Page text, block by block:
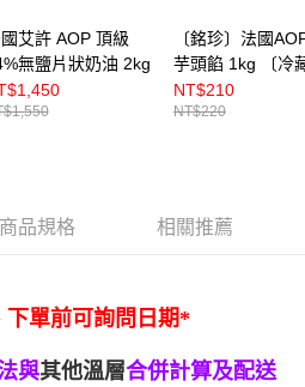
艾許 AOP 頂級
無鹽片狀奶油 2kg
〔銘珍〕法國
芋頭餡 1kg 〔冷
NT$210
NT$220
商品規格 相關推薦
單前可詢問日期*
與其他溫層合併計算及配送